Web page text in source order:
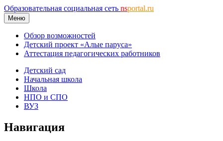
Образовательная социальная сеть nsportal.ru
Меню
Обзор возможностей
Детский проект «Алые паруса»
Аттестация педагогических работников
Детский сад
Начальная школа
Школа
НПО и СПО
ВУЗ
Навигация